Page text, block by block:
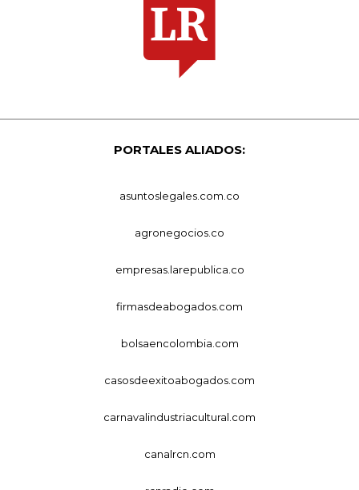
PORTALES ALIADOS:
asuntoslegales.com.co
agronegocios.co
empresas.larepublica.co
firmasdeabogados.com
bolsaencolombia.com
casosdeexitoabogados.com
carnavalindustriacultural.com
canalrcn.com